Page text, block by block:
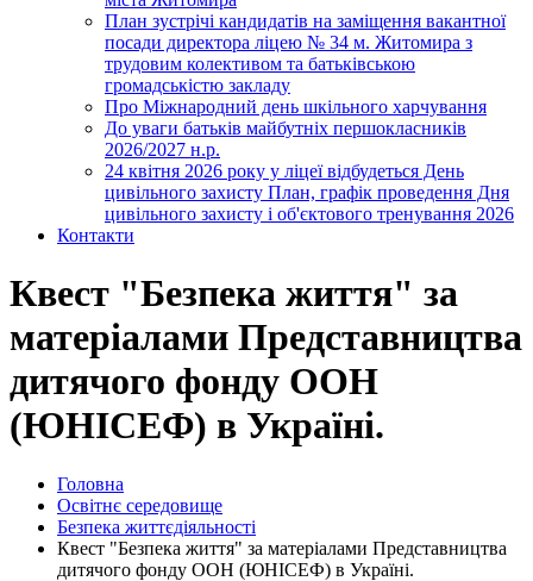
План зустрічі кандидатів на заміщення вакантної
посади директора ліцею № 34 м. Житомира з
трудовим колективом та батьківською
громадськістю закладу
Про Міжнародний день шкільного харчування
До уваги батьків майбутніх першокласників
2026/2027 н.р.
24 квітня 2026 року у ліцеї відбудеться День
цивільного захисту План, графік проведення Дня
цивільного захисту і об'єктового тренування 2026
Контакти
Квест "Безпека життя" за
матеріалами Представництва
дитячого фонду ООН
(ЮНІСЕФ) в Україні.
Головна
Освітнє середовище
Безпека життєдіяльності
Квест "Безпека життя" за матеріалами Представництва
дитячого фонду ООН (ЮНІСЕФ) в Україні.